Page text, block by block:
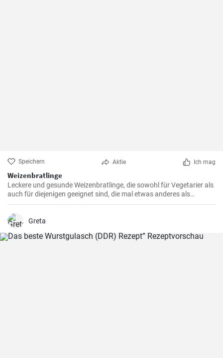
Speichern Aktie Ich mag
Weizenbratlinge
Leckere und gesunde Weizenbratlinge, die sowohl für Vegetarier als
auch für diejenigen geeignet sind, die mal etwas anderes als
normale Fleischbratlinge genießen möchten.
Greta